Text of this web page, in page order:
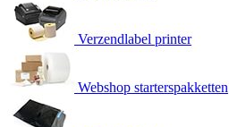
Verzendlabel printer
Webshop starterspakketten